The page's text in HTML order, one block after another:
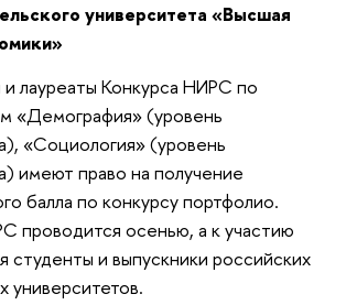
университета «Высшая
лауреаты Конкурса НИРС по
«Демография» (уровень
«Социология» (уровень
имеют право на получение
балла по конкурсу портфолио.
проводится осенью, а к участию
студенты и выпускники российских
университетов.